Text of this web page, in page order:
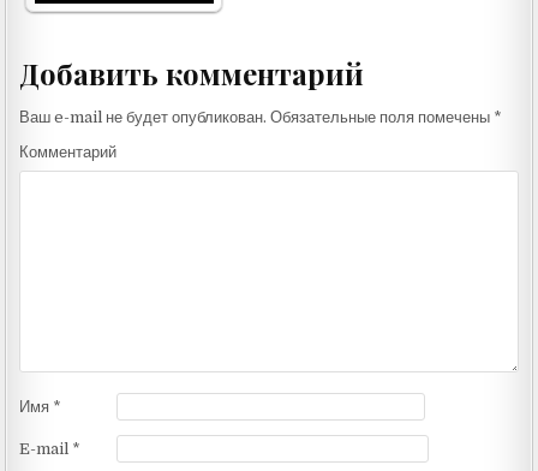
Добавить комментарий
Ваш e-mail не будет опубликован. Обязательные поля помечены *
Комментарий
Имя *
E-mail *